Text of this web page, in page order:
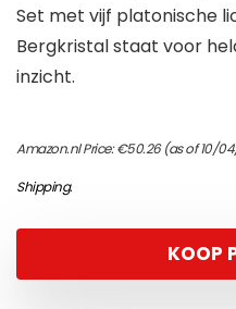
Set met vijf platonische
Bergkristal staat voor
inzicht.
Amazon.nl Price:€50.26(as of 10/
Shipping.
KOOP